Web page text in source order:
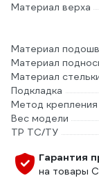
Материал верха
Материал
Материал
Материал
Подкладка
Метод крепления
Вес модели
ТР ТС/ТУ
Гарантия
на товары